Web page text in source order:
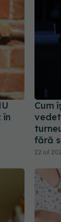
în
Cum
fără
22 iul